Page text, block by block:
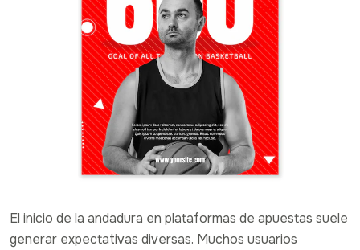
El inicio de la andadura en plataformas de apuestas suele
generar expectativas diversas. Muchos usuarios